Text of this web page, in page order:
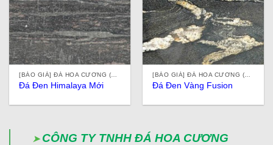
Đá Đen Himalaya Mới Đá Đen Vàng Fusion
➤ CÔNG TY TNHH ĐÁ HOA CƯƠNG